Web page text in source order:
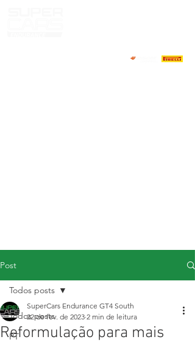
Post
Todos posts
PT
Todos posts
Reformulação para mais
SuperCars Endurance GT4 South
22 de fev. de 2023 2 min de leitura